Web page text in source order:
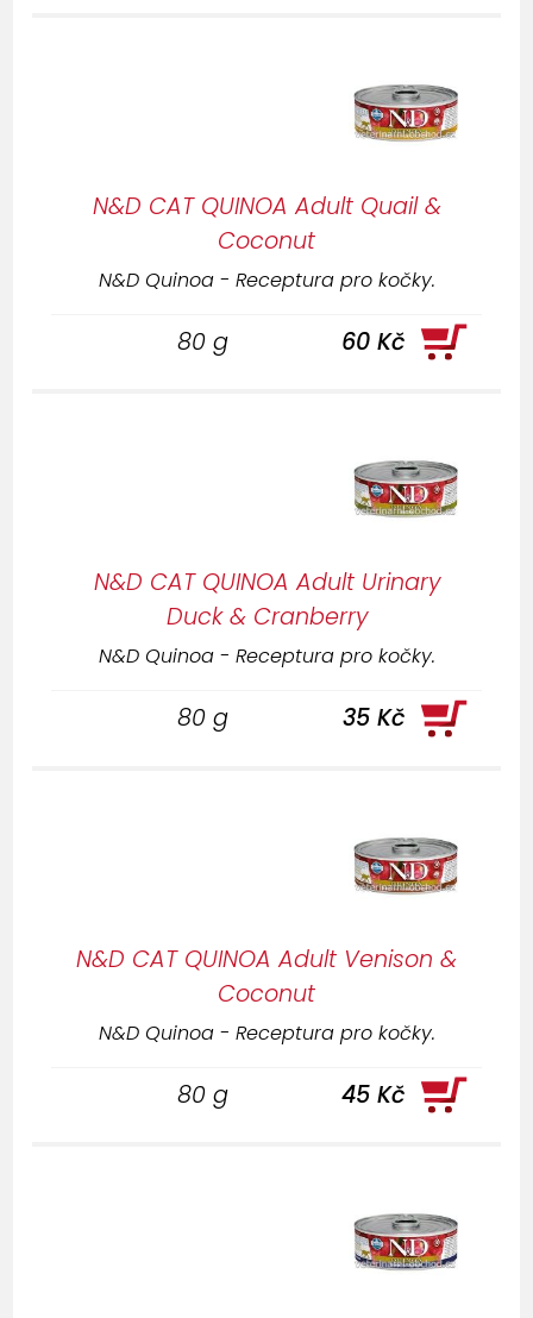
N&D CAT QUINOA Adult Quail &
Coconut
N&D Quinoa - Receptura pro kočky.
80 g 60 Kč
N&D CAT QUINOA Adult Urinary
Duck & Cranberry
N&D Quinoa - Receptura pro kočky.
80 g 35 Kč
N&D CAT QUINOA Adult Venison &
Coconut
N&D Quinoa - Receptura pro kočky.
80 g 45 Kč